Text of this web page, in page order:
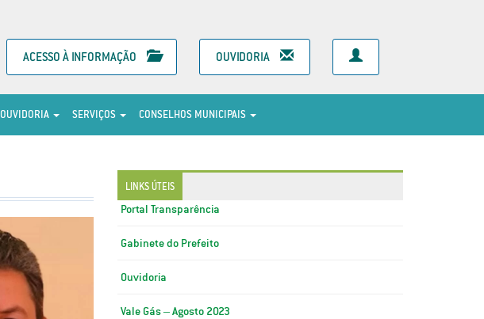
ACESSO À INFORMAÇÃO OUVIDORIA
OUVIDORIA SERVIÇOS CONSELHOS MUNICIPAIS
LINKS ÚTEIS
Portal Transparência
Gabinete do Prefeito
Ouvidoria
Vale Gás – Agosto 2023